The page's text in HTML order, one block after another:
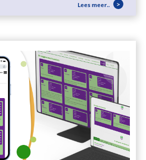
verzorgen van het...
Lees meer..